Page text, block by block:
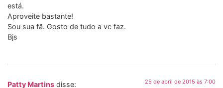
está.
Aproveite bastante!
Sou sua fã. Gosto de tudo a vc faz.
Bjs
Patty Martins disse: 25 de abril de 2015 às 7:00